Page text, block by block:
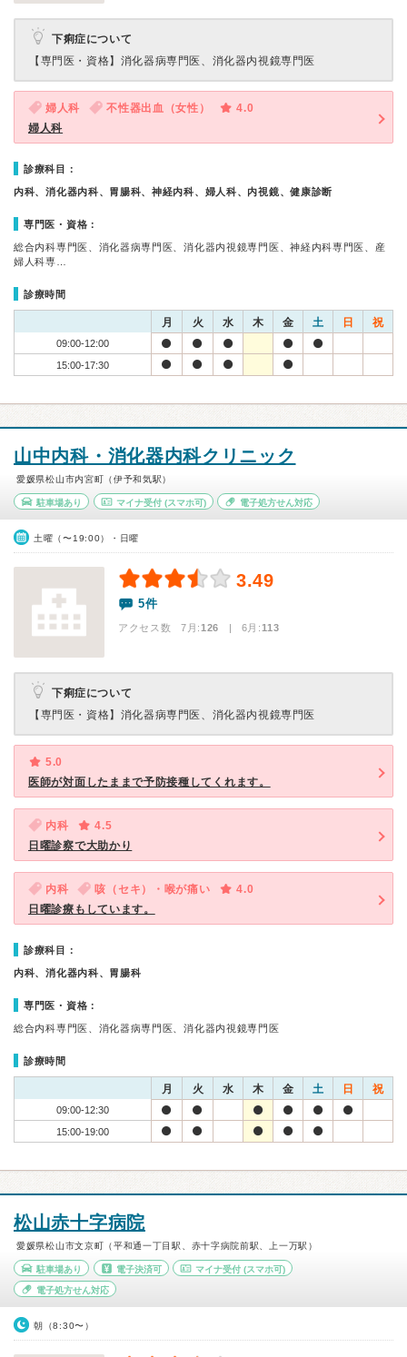
下痢症について
【専門医・資格】 消化器病専門医、消化器内視鏡専門医
婦人科 不性器出血（女性）
4.0
婦人科
診療科目：
内科、消化器内科、胃腸科、神経内科、婦人科、内視鏡、健康診断
専門医・資格：
総合内科専門医、消化器病専門医、消化器内視鏡専門医、神経内科専門医、産
婦人科専…
診療時間
月 火 水 木 金 土 日 祝
09:00-12:00
15:00-17:30
山中内科・消化器内科クリニック
愛媛県松山市内宮町（伊予和気駅）
駐車場あり マイナ受付(スマホ可) 電子処方せん対応
土曜（〜19:00）・日曜
3.49
5件
アクセス数 7月:126 | 6月:113
下痢症について
【専門医・資格】 消化器病専門医、消化器内視鏡専門医
5.0
医師が対面したままで予防接種してくれます。
内科
4.5
日曜診察で大助かり
内科 咳（セキ）・喉が痛い
4.0
日曜診療もしています。
診療科目：
内科、消化器内科、胃腸科
専門医・資格：
総合内科専門医、消化器病専門医、消化器内視鏡専門医
診療時間
月 火 水 木 金 土 日 祝
09:00-12:30
15:00-19:00
松山赤十字病院
愛媛県松山市文京町（平和通一丁目駅、赤十字病院前駅、上一万駅）
駐車場あり 電子決済可 マイナ受付 (スマホ可)
電子処方せん対応
朝（8:30〜）